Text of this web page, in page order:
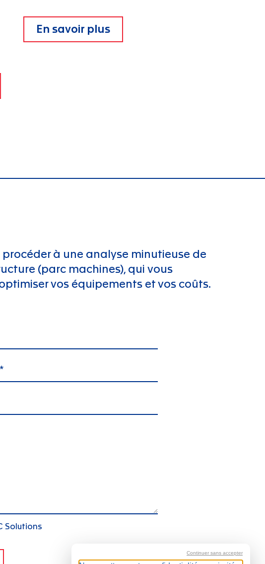
En savoir plus
procéder à une analyse minutieuse de
(parc machines), qui vous
vos équipements et vos coûts.
Solutions
Continuer sans accepter